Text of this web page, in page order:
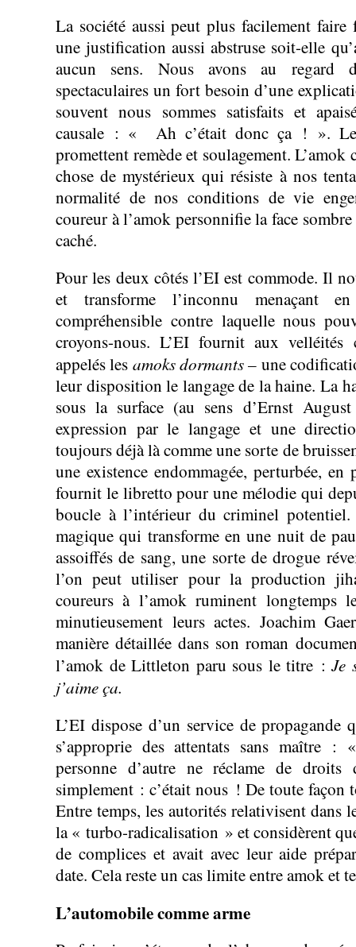
La société aussi peut plus facilement faire
une justification aussi abstruse soit-elle
aucun sens. Nous avons au regard
spectaculaires un fort besoin d’une
souvent nous sommes satisfaits et
causale : « Ah c’était donc ça ! ».
promettent remède et soulagement. L’amok
chose de mystérieux qui résiste à nos
normalité de nos conditions de vie
coureur à l’amok personnifie la face
caché.
Pour les deux côtés l’EI est commode. Il
et transforme l’inconnu menaçant
compréhensible contre laquelle nous
croyons-nous. L’EI fournit aux
appelés les amoks dormants – une
leur disposition le langage de la haine. La
sous la surface (au sens d’Ernst
expression par le langage et une
toujours déjà là comme une sorte de
une existence endommagée, perturbée, en
fournit le libretto pour une mélodie qui
boucle à l’intérieur du criminel
magique qui transforme en une nuit de
assoiffés de sang, une sorte de drogue
l’on peut utiliser pour la production
coureurs à l’amok ruminent longtemps
minutieusement leurs actes. Joachim
manière détaillée dans son roman
l’amok de Littleton paru sous le titre : Je
j’aime ça.
L’EI dispose d’un service de
s’approprie des attentats sans maître :
personne d’autre ne réclame de droits
simplement : c’était nous ! De toute
Entre temps, les autorités relativisent dans
la « turbo-radicalisation » et considèrent
de complices et avait avec leur aide
date. Cela reste un cas limite entre amok et
L’automobile comme arme